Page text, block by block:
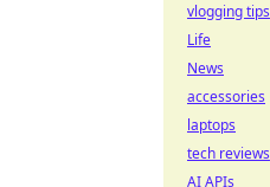
vlogging tips
Life
News
accessories
laptops
tech reviews
AI APIs